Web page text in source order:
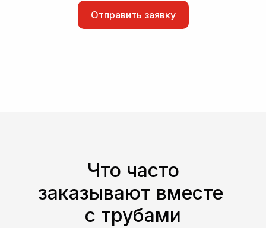
Отправить заявку
Что часто
заказывают вместе
с трубами